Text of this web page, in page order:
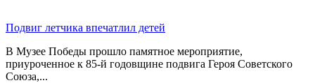
Подвиг летчика впечатлил детей
В Музее Победы прошло памятное мероприятие,
приуроченное к 85-й годовщине подвига Героя Советского
Союза,...